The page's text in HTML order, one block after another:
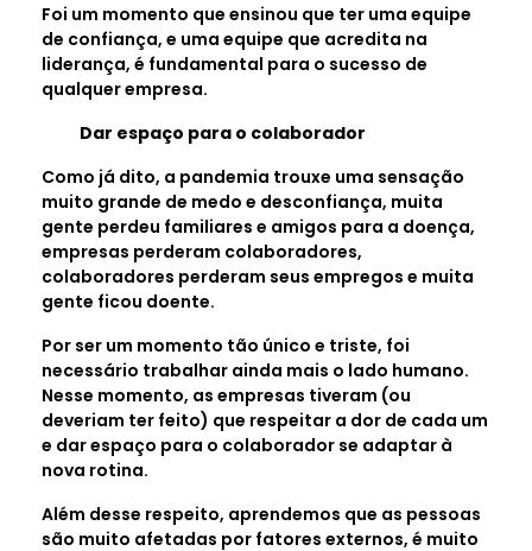
Foi um momento que ensinou que ter uma equipe
de confiança, e uma equipe que acredita na
liderança, é fundamental para o sucesso de
qualquer empresa.
Dar espaço para o colaborador
Como já dito, a pandemia trouxe uma sensação
muito grande de medo e desconfiança, muita
gente perdeu familiares e amigos para a doença,
empresas perderam colaboradores,
colaboradores perderam seus empregos e muita
gente ficou doente.
Por ser um momento tão único e triste, foi
necessário trabalhar ainda mais o lado humano.
Nesse momento, as empresas tiveram (ou
deveriam ter feito) que respeitar a dor de cada um
e dar espaço para o colaborador se adaptar à
nova rotina.
Além desse respeito, aprendemos que as pessoas
são muito afetadas por fatores externos, é muito